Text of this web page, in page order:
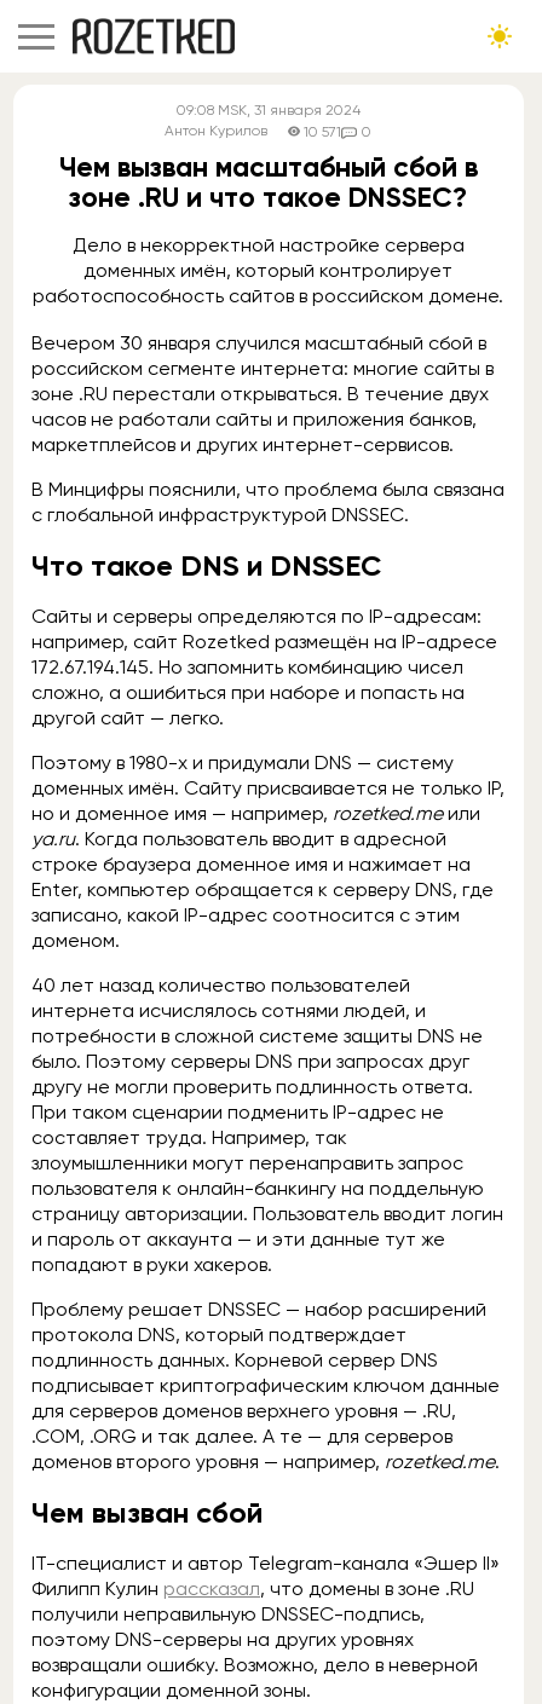
09:08 MSK, 31 января 2024
Антон Курилов
10 571 0
Чем вызван масштабный сбой в
зоне .RU и что такое DNSSEC?
Дело в некорректной настройке сервера
доменных имён, который контролирует
работоспособность сайтов в российском домене.
Вечером 30 января случился масштабный сбой в
российском сегменте интернета: многие сайты в
зоне .RU перестали открываться. В течение двух
часов не работали сайты и приложения банков,
маркетплейсов и других интернет-сервисов.
В Минцифры пояснили, что проблема была связана
с глобальной инфраструктурой DNSSEC.
Что такое DNS и DNSSEC
Сайты и серверы определяются по IP-адресам:
например, сайт Rozetked размещён на IP-адресе
172.67.194.145. Но запомнить комбинацию чисел
сложно, а ошибиться при наборе и попасть на
другой сайт — легко.
Поэтому в 1980-x и придумали DNS — систему
доменных имён. Сайту присваивается не только IP,
но и доменное имя — например, rozetked.meили
ya.ru. Когда пользователь вводит в адресной
строке браузера доменное имя и нажимает на
Enter, компьютер обращается к серверу DNS, где
записано, какой IP-адрес соотносится с этим
доменом.
40 лет назад количество пользователей
интернета исчислялось сотнями людей, и
потребности в сложной системе защиты DNS не
было. Поэтому серверы DNS при запросах друг
другу не могли проверить подлинность ответа.
При таком сценарии подменить IP-адрес не
составляет труда. Например, так
злоумышленники могут перенаправить запрос
пользователя к онлайн-банкингу на поддельную
страницу авторизации. Пользователь вводит логин
и пароль от аккаунта — и эти данные тут же
попадают в руки хакеров.
Проблему решает DNSSEC — набор расширений
протокола DNS, который подтверждает
подлинность данных. Корневой сервер DNS
подписывает криптографическим ключом данные
для серверов доменов верхнего уровня — .RU,
.COM, .ORG и так далее. А те — для серверов
доменов второго уровня — например, rozetked.me.
Чем вызван сбой
IT-специалист и автор Telegram-канала «Эшер II»
Филипп Кулин рассказал, что домены в зоне .RU
получили неправильную DNSSEC-подпись,
поэтому DNS-серверы на других уровнях
возвращали ошибку. Возможно, дело в неверной
конфигурации доменной зоны.